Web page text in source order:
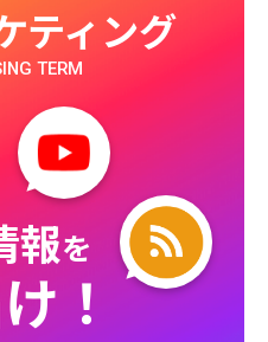
ティング
TERM
報を
！